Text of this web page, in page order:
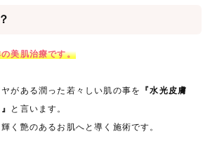
美肌治療です。
がある潤った若々しい肌の事を
『水光皮膚
と言います。
く艶のあるお肌へと導く施術です。